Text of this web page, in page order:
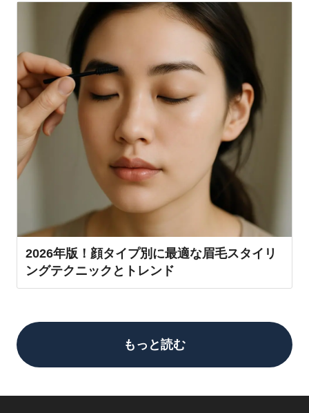
2026年版！顔タイプ別に最適な眉毛スタイリ
ングテクニックとトレンド
もっと読む